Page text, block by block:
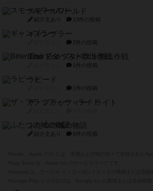
スモールワールド
紹介文あり 13件の投稿
ギャンブラー
2件の投稿
Bitter End ブタペスト救出作戦
1件の投稿
ラピード
1件の投稿
ザ・フラッフィー・ライト
ふたつの城の物語
紹介文あり 6件の投稿